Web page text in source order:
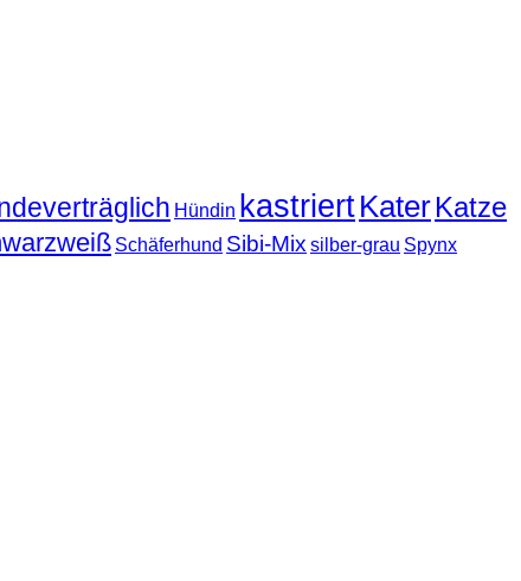
Hündin kastriertKaterKatze
Schäferhund Sibi-Mix silber-grau Spynx